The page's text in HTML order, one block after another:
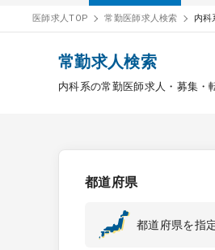
医師求人TOP 常勤医師求人検索 内科
常勤求人検索
内科系の常勤医師求人・募集・
都道府県
都道府県を指